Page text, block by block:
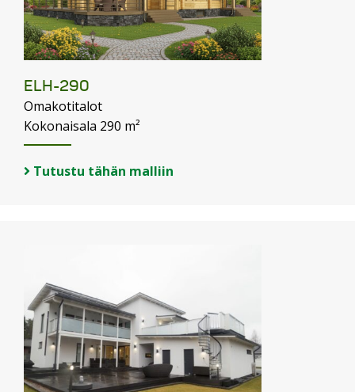
ELH-290
Omakotitalot
Kokonaisala 290 m²
Tutustu tähän malliin